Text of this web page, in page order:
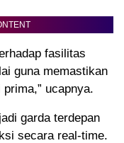
fasilitas
guna memastikan
ucapnya.
garda terdepan
secara real-time.